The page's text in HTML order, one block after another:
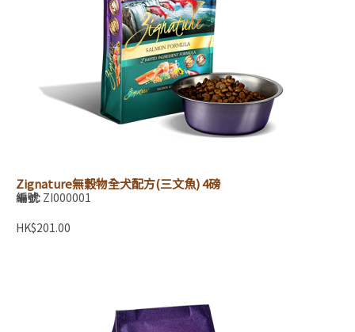
Zignature無穀物全犬配方(三文魚) 4磅
編號: ZI000001
HK$201.00